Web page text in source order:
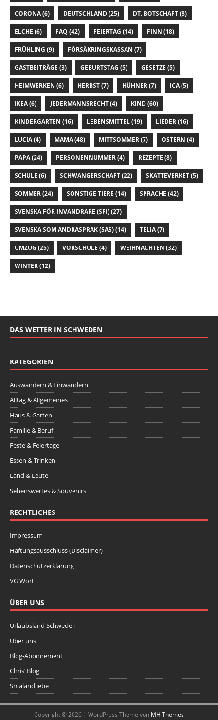
CORONA(6) DEUTSCHLAND(25) DT. BOTSCHAFT(8)
ELCHE (6) FAQ (42) FEIERTAG (14) FINN (18)
FRÜHLING (9) FÖRSÄKRINGSKASSAN (7)
GASTBEITRÄGE (3) GEBURTSTAG (5) GESETZE (5)
HEIMWERKEN (6) HERBST(7) HÜHNER(7) ICA(5)
IKEA(6) JEDERMANNSRECHT(4) KIND(60)
KINDERGARTEN (16) LEBENSMITTEL(19) LIEDER(16)
LUCIA(4) MAMA(48) MITTSOMMER(7) OSTERN (4)
PAPA(24) PERSONENNUMMER(4) REZEPTE (8)
SCHULE (6) SCHWANGERSCHAFT(22) SKATTEVERKET(5)
SOMMER(24) SONSTIGE TIERE (14) SPRACHE (42)
SVENSKA FÖR INVANDRARE (SFI)(27)
SVENSKA SOM ANDRASPRÅK (SAS)(14) TELIA(7)
UMZUG (25) VORSCHULE (4) WEIHNACHTEN (32)
WINTER(12)
DAS WETTER IN SCHWEDEN
KATEGORIEN
Auswandern & Einwandern
Alltag & Allgemeines
Haus & Garten
Familie & Beruf
Feste & Feiertage
Essen & Trinken
Land & Leute
Sehenswertes & Souvenirs
RECHTLICHES
Impressum
Haftungsausschluss (Disclaimer)
Datenschutzerklärung
VG Wort
ÜBER UNS
Urlaubsland Schweden
Über uns
Blog-Abonnement
Chris‘ Blog
Smålandliebe
Copyright © 2026 | WordPress Theme von MH Themes